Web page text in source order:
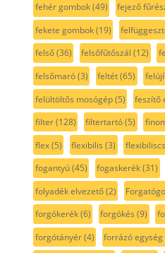
fehér gombok(49) fejező
fekete gombok(19)
felső(36) felsőfűtőszál (12)
felsőmaró(3) feltét(65)
felültöltős mosógép(5) feszítő
filter(128) filtertartó(5)
flex(5) flexibilis (3)
fogantyú(45) fogaskerék(31)
folyadék elvezető(2)
forgókerék(6) forgókés (9)
forgótányér(4) forrázó egység